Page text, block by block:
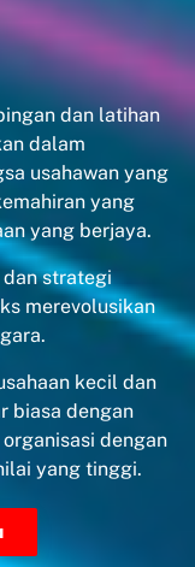
dan latihan
dalam
usahawan yang
yang
yang berjaya.
strategi
merevolusikan
kecil dan
biasa dengan
dengan
yang tinggi.